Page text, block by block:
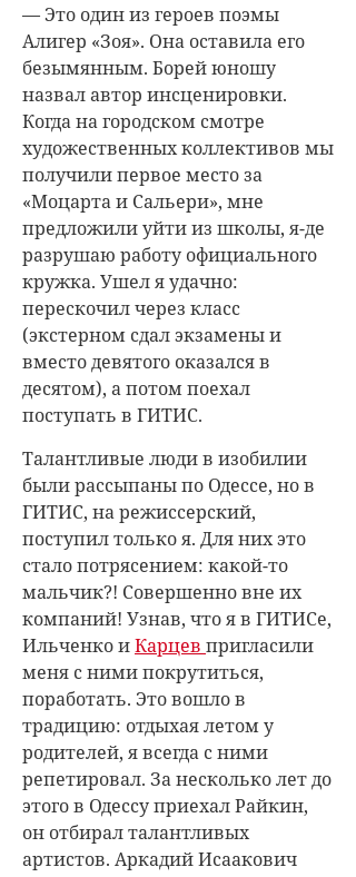
— Это один из героев поэмы
Алигер «Зоя». Она оставила его
безымянным. Борей юношу
назвал автор инсценировки.
Когда на городском смотре
художественных коллективов мы
получили первое место за
«Моцарта и Сальери», мне
предложили уйти из школы, я-де
разрушаю работу официального
кружка. Ушел я удачно:
перескочил через класс
(экстерном сдал экзамены и
вместо девятого оказался в
десятом), а потом поехал
поступать в ГИТИС.
Талантливые люди в изобилии
были рассыпаны по Одессе, но в
ГИТИС, на режиссерский,
поступил только я. Для них это
стало потрясением: какой-то
мальчик?! Совершенно вне их
компаний! Узнав, что я в ГИТИСе,
Ильченко иКарцев пригласили
меня с ними покрутиться,
поработать. Это вошло в
традицию: отдыхая летом у
родителей, я всегда с ними
репетировал. За несколько лет до
этого в Одессу приехал Райкин,
он отбирал талантливых
артистов. Аркадий Исаакович